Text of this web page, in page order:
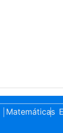
Matemáticas
|